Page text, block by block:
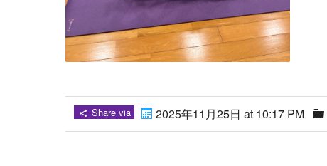
Share via 2025年11月25日 at 10:17 PM